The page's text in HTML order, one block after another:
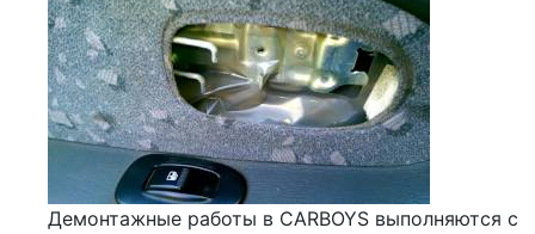
Демонтажные работы в CARBOYS выполняются с